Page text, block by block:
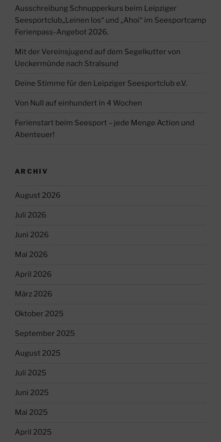
Ausschreibung Schnupperkurs beim Leipziger
Seesportclub„Leinen los“ und „Ahoi“ im Seesportcamp
Ferienpass-Angebot 2026.
Mit der Vereinsjugend auf dem Segelkutter von
Ueckermünde nach Stralsund
Deine Stimme für den Leipziger Seesportclub e.V.
Von Null auf einhundert in 4 Wochen
Ferienstart beim Seesport – jede Menge Action und
Abenteuer!
ARCHIV
August 2026
Juli 2026
Juni 2026
Mai 2026
April 2026
März 2026
Oktober 2025
September 2025
August 2025
Juli 2025
Juni 2025
Mai 2025
April 2025